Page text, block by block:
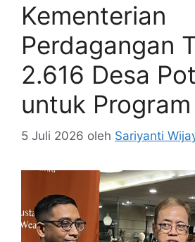
Kementerian
Perdagangan
2.616 Desa
untuk
5 Juli 2026 oleh Sariyanti